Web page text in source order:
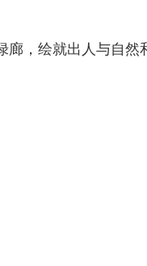
，绘就出人与自然